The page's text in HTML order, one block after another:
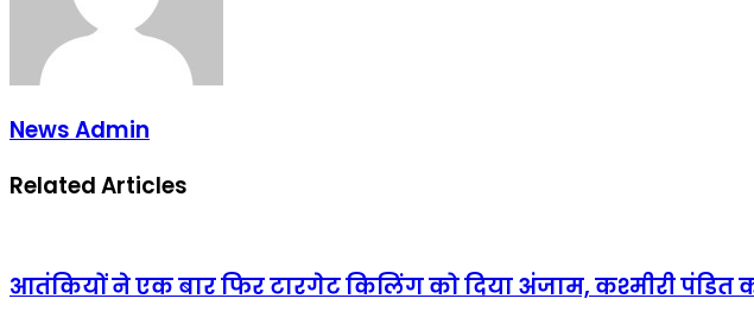
News Admin
Related Articles
आतंकियों ने एक बार फिर टारगेट किलिंग को दिया अंजाम, कश्मीरी पंडित